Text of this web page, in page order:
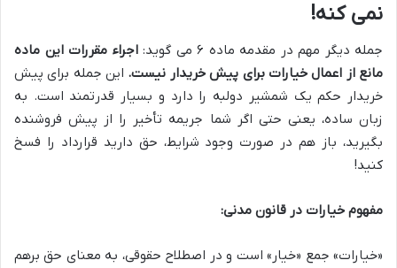
نمی کنه!
جمله دیگر مهم در مقدمه ماده ۶ می گوید:
اجراء مقررات این ماده
مانع از اعمال خیارات برای پیش خریدار نیست. این جمله برای پیش
خریدار حکم یک شمشیر دولبه را دارد و بسیار قدرتمند است. به
زبان ساده، یعنی حتی اگر شما جریمه تأخیر را از پیش فروشنده
بگیرید، باز هم در صورت وجود شرایط، حق دارید قرارداد را فسخ
کنید!
مفهوم خیارات در قانون مدنی:
«خیارات» جمع «خیار» است و در اصطلاح حقوقی، به معنای حق برهم